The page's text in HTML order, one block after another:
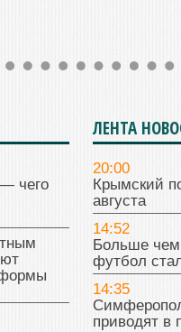
чего
ЛЕНТА
20:00
Крымский
августа
14:52
Больше чем
футбол
14:35
приводят в